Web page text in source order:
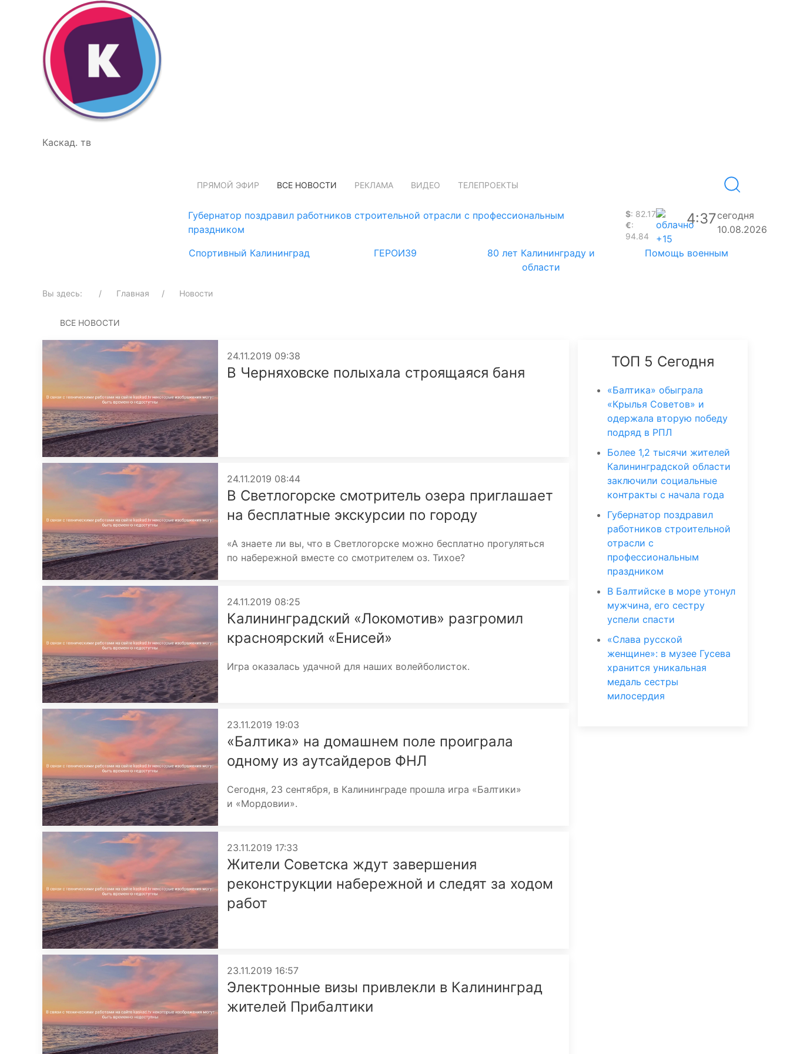
Каскад. тв
ПРЯМОЙ ЭФИР ВСЕ НОВОСТИ РЕКЛАМА ВИДЕО ТЕЛЕПРОЕКТЫ
Губернатор поздравил работников строительной отрасли с профессиональным
праздником
$: 82.17
€:
94.84
+15
4:37сегодня
10.08.2026
Спортивный Калининград
ГЕРОИ39
80 лет Калининграду и
области
Помощь военным
Вы здесь: Главная Новости
ВСЕ НОВОСТИ
24.11.2019 09:38
В Черняховске полыхала строящаяся баня
24.11.2019 08:44
В Светлогорске смотритель озера приглашает
на бесплатные экскурсии по городу
«А знаете ли вы, что в Светлогорске можно бесплатно прогуляться
по набережной вместе со смотрителем оз. Тихое?
24.11.2019 08:25
Калининградский «Локомотив» разгромил
красноярский «Енисей»
Игра оказалась удачной для наших волейболисток.
23.11.2019 19:03
«Балтика» на домашнем поле проиграла
одному из аутсайдеров ФНЛ
Сегодня, 23 сентября, в Калининграде прошла игра «Балтики»
и «Мордовии».
23.11.2019 17:33
Жители Советска ждут завершения
реконструкции набережной и следят за ходом
работ
23.11.2019 16:57
Электронные визы привлекли в Калининград
жителей Прибалтики
ТОП 5 Сегодня
«Балтика» обыграла
«Крылья Советов» и
одержала вторую победу
подряд в РПЛ
Более 1,2 тысячи жителей
Калининградской области
заключили социальные
контракты с начала года
Губернатор поздравил
работников строительной
отрасли с
профессиональным
праздником
В Балтийске в море утонул
мужчина, его сестру
успели спасти
«Слава русской
женщине»: в музее Гусева
хранится уникальная
медаль сестры
милосердия